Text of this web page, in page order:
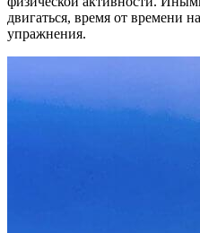
двигаться, время от времени
упражнения.